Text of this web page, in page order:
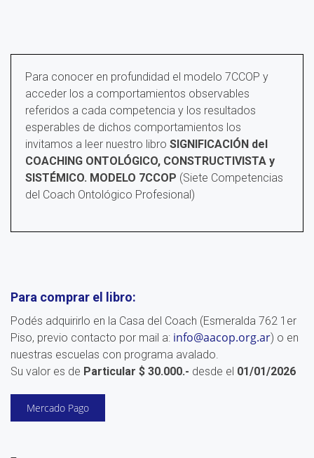
Para conocer en profundidad el modelo 7CCOP y
acceder los a comportamientos observables
referidos a cada competencia y los resultados
esperables de dichos comportamientos los
invitamos a leer nuestro libro SIGNIFICACIÓN del
COACHING ONTOLÓGICO, CONSTRUCTIVISTA y
SISTÉMICO. MODELO 7CCOP (Siete Competencias
del Coach Ontológico Profesional)
Para comprar el libro:
Podés adquirirlo en la Casa del Coach (Esmeralda 762 1er
Piso, previo contacto por mail a: info@aacop.org.ar) o en
nuestras escuelas con programa avalado.
Su valor es de Particular $ 30.000.- desde el 01/01/2026
Mercado Pago